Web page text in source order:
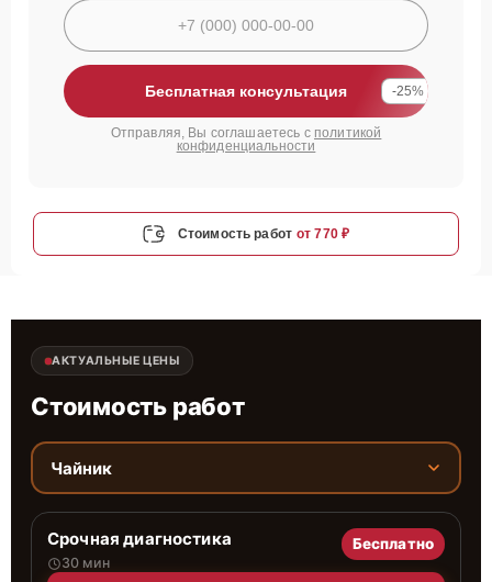
Бесплатная консультация -25%
Отправляя, Вы соглашаетесь с политикой
конфиденциальности
Стоимость работ от 770 ₽
АКТУАЛЬНЫЕ ЦЕНЫ
Стоимость работ
Чайник
Срочная диагностика
30 мин
Бесплатно